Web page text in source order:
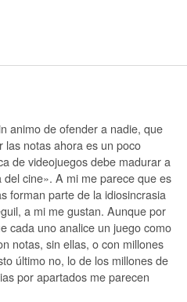
animo de ofender a nadie, que
las notas ahora es un poco
de videojuegos debe madurar a
cine». A mi me parece que es
forman parte de la idiosincrasia
a mi me gustan. Aunque por
cada uno analice un juego como
notas, sin ellas, o con millones
último no, lo de los millones de
por apartados me parecen